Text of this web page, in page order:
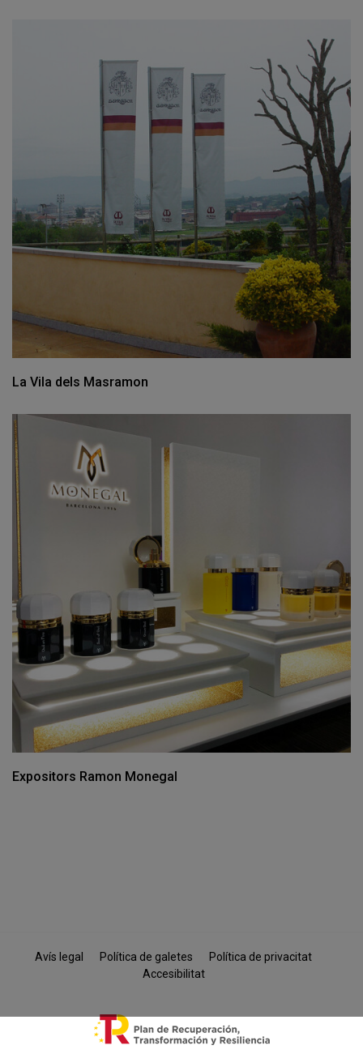
La Vila dels Masramon
Expositors Ramon Monegal
Avís legal Política de galetes
Política de privacitat
Accesibilitat